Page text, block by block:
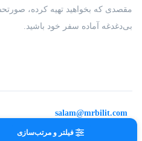
فیلتر و مرتب‌سازی
مقصدی که بخواهید تهیه کرده،
بی‌دغدغه آماده سفر خود باشید.
تمامی حقوق برای شرکت
salam@mrbilit.com